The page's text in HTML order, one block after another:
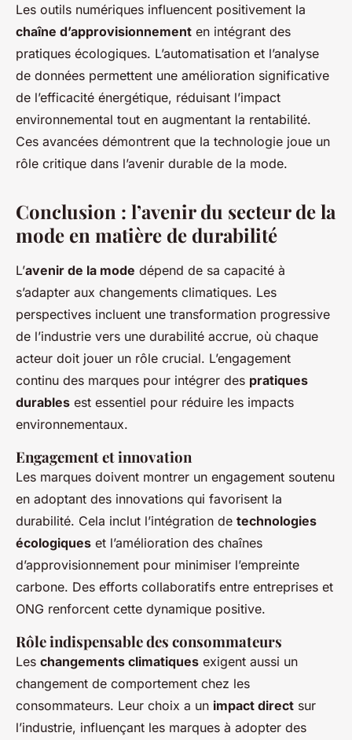
Les outils numériques influencent positivement la
chaîne d’approvisionnement en intégrant des
pratiques écologiques. L’automatisation et l’analyse
de données permettent une amélioration significative
de l’efficacité énergétique, réduisant l’impact
environnemental tout en augmentant la rentabilité.
Ces avancées démontrent que la technologie joue un
rôle critique dans l’avenir durable de la mode.
Conclusion : l’avenir du secteur de la
mode en matière de durabilité
L’avenir de la mode dépend de sa capacité à
s’adapter aux changements climatiques. Les
perspectives incluent une transformation progressive
de l’industrie vers une durabilité accrue, où chaque
acteur doit jouer un rôle crucial. L’engagement
continu des marques pour intégrer des pratiques
durables est essentiel pour réduire les impacts
environnementaux.
Engagement et innovation
Les marques doivent montrer un engagement soutenu
en adoptant des innovations qui favorisent la
durabilité. Cela inclut l’intégration de technologies
écologiques et l’amélioration des chaînes
d’approvisionnement pour minimiser l’empreinte
carbone. Des efforts collaboratifs entre entreprises et
ONG renforcent cette dynamique positive.
Rôle indispensable des consommateurs
Les changements climatiques exigent aussi un
changement de comportement chez les
consommateurs. Leur choix a un impact direct sur
l’industrie, influençant les marques à adopter des